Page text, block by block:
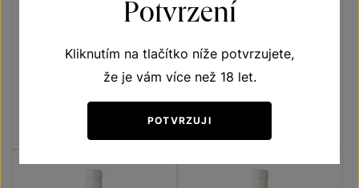
Sauvignon
Terroir - toulky vinicemi
Sauvignon
Terroir - toulky vinicemi
Potvrzení
Kliknutím na tlačítko níže potvrzujete,
že je vám více než 18 let.
POTVRZUJI